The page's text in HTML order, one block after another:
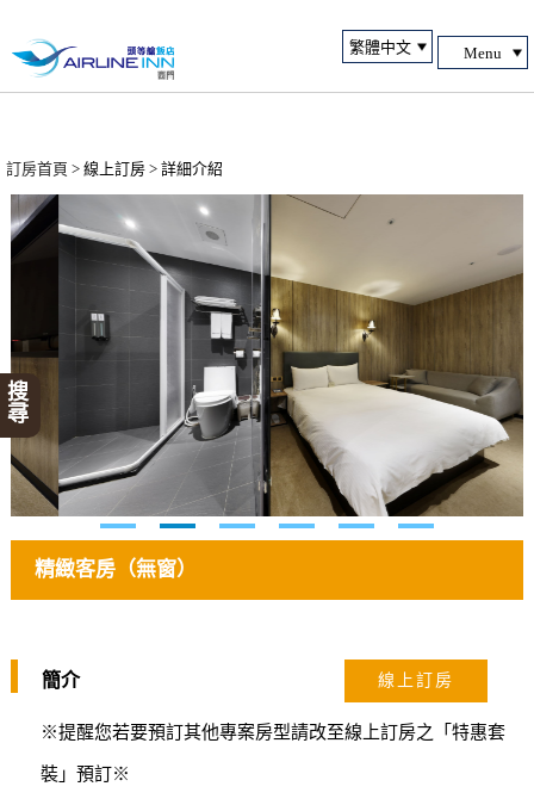
Menu
訂房首頁 > 線上訂房 > 詳細介紹
搜尋
精緻客房（無窗）
線上訂房
簡介
※提醒您若要預訂其他專案房型請改至線上訂房之「特惠套
裝」預訂※